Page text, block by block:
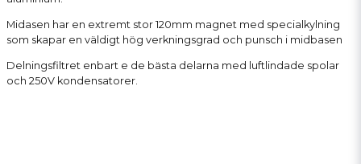
Midasen har en extremt stor 120mm magnet med specialkylning
som skapar en väldigt hög verkningsgrad och punsch i midbasen
Delningsfiltret enbart e de bästa delarna med luftlindade spolar
och 250V kondensatorer.